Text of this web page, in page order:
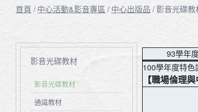
首頁 /中心活動&影音專區 /中心出版品 /影音光碟教
影音光碟教材
影音光碟教材
通識教材
93學年
100學年度特
【職場倫理